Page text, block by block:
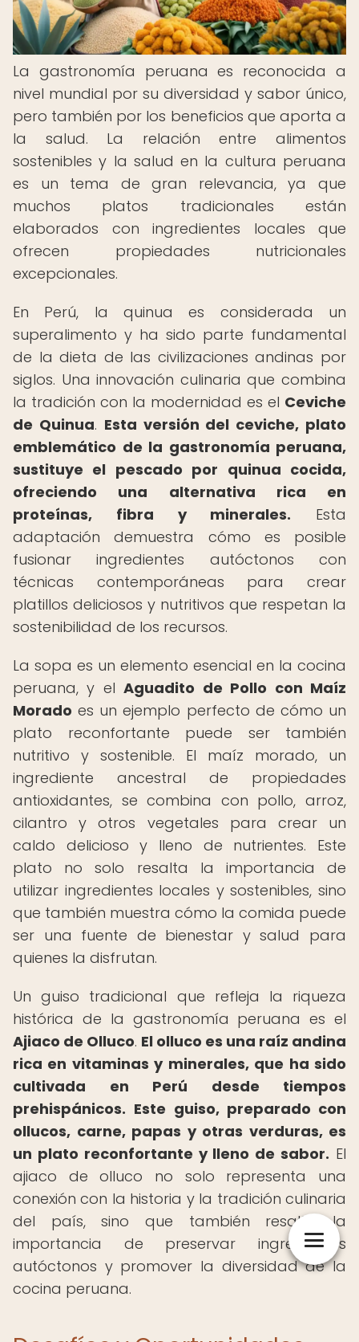
La gastronomía peruana es reconocida a
nivel mundial por su diversidad y sabor único,
pero también por los beneficios que aporta a
la salud. La relación entre alimentos
sostenibles y la salud en la cultura peruana
es un tema de gran relevancia, ya que
muchos platos tradicionales están
elaborados con ingredientes locales que
ofrecen propiedades nutricionales
excepcionales.
En Perú, la quinua es considerada un
superalimento y ha sido parte fundamental
de la dieta de las civilizaciones andinas por
siglos. Una innovación culinaria que combina
la tradición con la modernidad es el Ceviche
de Quinua. Esta versión del ceviche, plato
emblemático de la gastronomía peruana,
sustituye el pescado por quinua cocida,
ofreciendo una alternativa rica en
proteínas, fibra y minerales. Esta
adaptación demuestra cómo es posible
fusionar ingredientes autóctonos con
técnicas contemporáneas para crear
platillos deliciosos y nutritivos que respetan la
sostenibilidad de los recursos.
La sopa es un elemento esencial en la cocina
peruana, y elAguadito de Pollo con Maíz
Morado es un ejemplo perfecto de cómo un
plato reconfortante puede ser también
nutritivo y sostenible. El maíz morado, un
ingrediente ancestral de propiedades
antioxidantes, se combina con pollo, arroz,
cilantro y otros vegetales para crear un
caldo delicioso y lleno de nutrientes. Este
plato no solo resalta la importancia de
utilizar ingredientes locales y sostenibles, sino
que también muestra cómo la comida puede
ser una fuente de bienestar y salud para
quienes la disfrutan.
Un guiso tradicional que refleja la riqueza
histórica de la gastronomía peruana es el
Ajiaco de Olluco. El olluco es una raíz andina
rica en vitaminas y minerales, que ha sido
cultivada en Perú desde tiempos
prehispánicos. Este guiso, preparado con
ollucos, carne, papas y otras verduras, es
un plato reconfortante y lleno de sabor. El
ajiaco de olluco no solo representa una
conexión con la historia y la tradición culinaria
del país, sino que también resalta la
importancia de preservar ingredientes
autóctonos y promover la diversidad de la
cocina peruana.